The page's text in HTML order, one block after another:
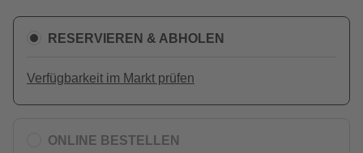
RESERVIEREN & ABHOLEN
Verfügbarkeit im Markt prüfen
ONLINE BESTELLEN